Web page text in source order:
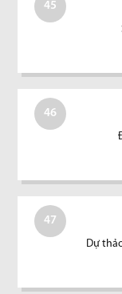
45
46
47
Dự